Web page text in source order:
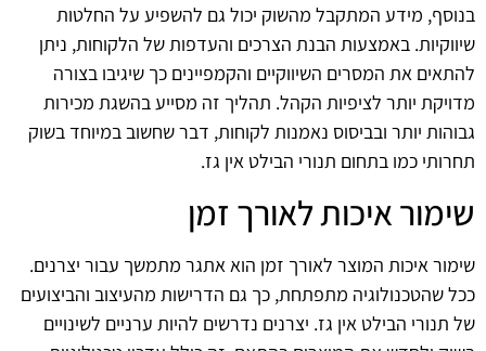
בנוסף, מידע המתקבל מהשוק יכול גם להשפיע על החלטות
שיווקיות. באמצעות הבנת הצרכים והעדפות של הלקוחות, ניתן
להתאים את המסרים השיווקיים והקמפיינים כך שיגיבו בצורה
מדויקת יותר לציפיות הקהל. תהליך זה מסייע בהשגת מכירות
גבוהות יותר ובביסוס נאמנות לקוחות, דבר שחשוב במיוחד בשוק
תחרותי כמו בתחום תנורי הבילט אין גז.
שימור איכות לאורך זמן
שימור איכות המוצר לאורך זמן הוא אתגר מתמשך עבור יצרנים.
ככל שהטכנולוגיה מתפתחת, כך גם הדרישות מהעיצוב והביצועים
של תנורי הבילט אין גז. יצרנים נדרשים להיות ערניים לשינויים